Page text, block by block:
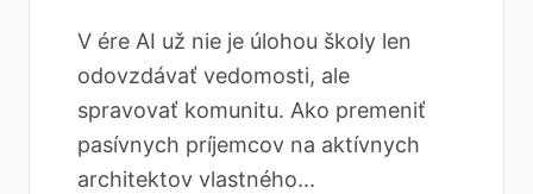
V ére AI už nie je úlohou školy len
odovzdávať vedomosti, ale
spravovať komunitu. Ako premeniť
pasívnych príjemcov na aktívnych
architektov vlastného...